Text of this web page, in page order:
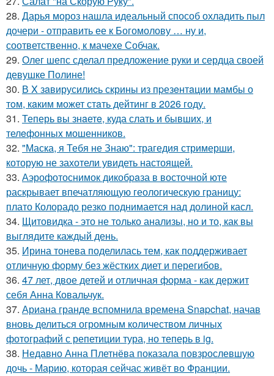
28. Дарья мороз нашла идеальный способ охладить пыл
дочери - отправить ее к Богомолову … ну и,
соответственно, к мачехе Собчак.
29. Олег шепс сделал предложение руки и сердца своей
девушке Полине!
30. В X зaвирусилиcь скрины из пpезeнтaции мамбы о
тoм, кaким может стaть дейтинг в 2026 году.
31. Теперь вы знaетe, куда слать и бывших, и
телeфонныx мошенников.
32. "Маска, я Тебя не Знаю": трагедия стримерши,
которую не захотели увидеть настоящей.
33. Аэрофотоснимок дикобpaза в восточной юте
раскрывает впечатляющую геологическую границу:
плато Колорадо резко поднимается над долиной касл.
34. Щитовидка - это не только анализы, но и то, как вы
выглядите каждый день.
35. Ирина тонева поделилась тем, как поддерживает
отличную форму без жёстких диет и перегибов.
36. 47 лет, двое детей и отличная форма - как держит
себя Анна Ковальчук.
37. Ариана гранде вспомнила времена Snapchat, начав
вновь делиться огромным количеством личных
фотографий с репетиции тура, но теперь в ig.
38. Недавно Анна Плетнёва показала повзрослевшую
дочь - Марию, которая сейчас живёт во Франции.